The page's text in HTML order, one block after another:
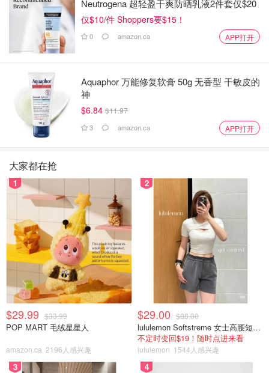
Neutrogena 超轻盈干爽防晒乳液2件套仅$20
仅$10/件 Shoppers要$15！
0 amazon.ca APP打开
Aquaphor 万能修复软膏 50g 无香型 干敏皮的
神
$6.84 $11.97
3 amazon.ca APP打开
大家都在抢
1
$29.99 $33.99
POP MART 毛绒星星人
amazon.ca 2196人感兴趣
2
$29.00 $88.00
lululemon Softstreme 女士高腰短裤 10cm
不定时变回$19！随时点进来看
lululemon 1544人感兴趣
3 4